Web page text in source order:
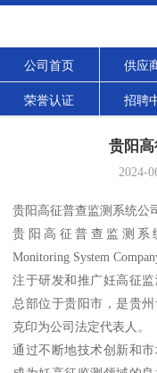
公司首页 供应
荣誉认证 招聘
贵阳高
2024-
贵阳高征普查监测系统公
贵阳高征普查监测系
Monitoring System
注于研发和推广妊高征
总部位于贵阳市，是贵
克印为公司法定代表人。
通过不断地技术创新和